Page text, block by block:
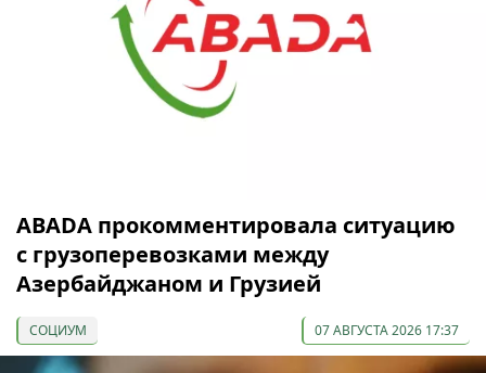
ABADA прокомментировала ситуацию
с грузоперевозками между
Азербайджаном и Грузией
СОЦИУМ 07 АВГУСТА 2026 17:37